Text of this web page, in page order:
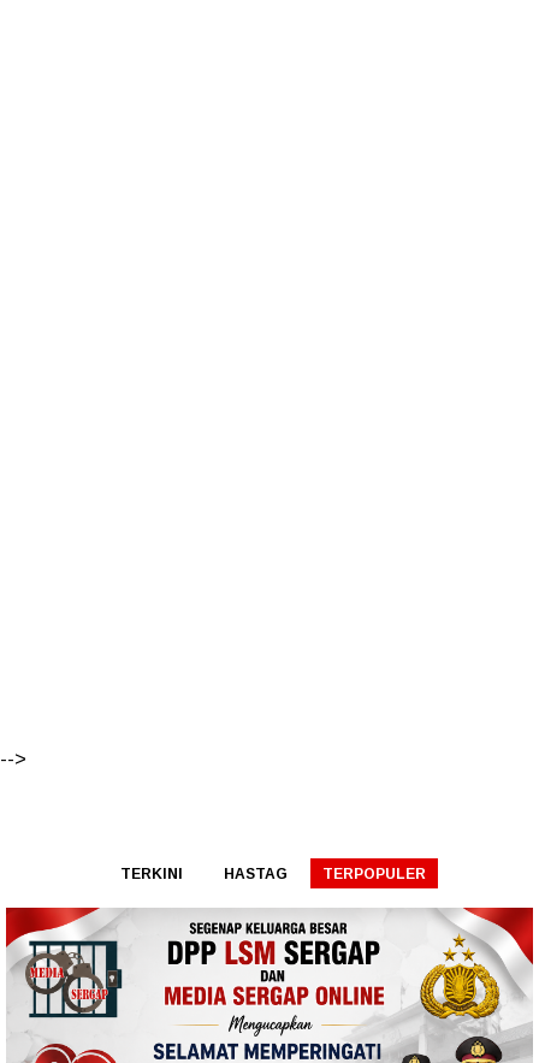
-->
TERKINI HASTAG TERPOPULER